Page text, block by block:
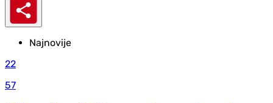
Najnovije
22
57